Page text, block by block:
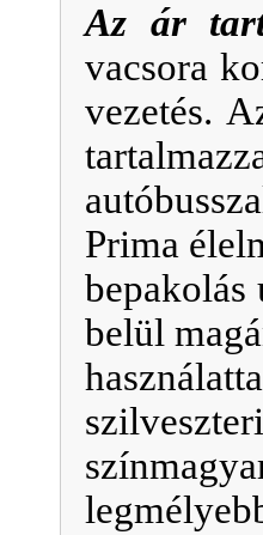
Az ár
vacsora
vezetés.
Prima
belül